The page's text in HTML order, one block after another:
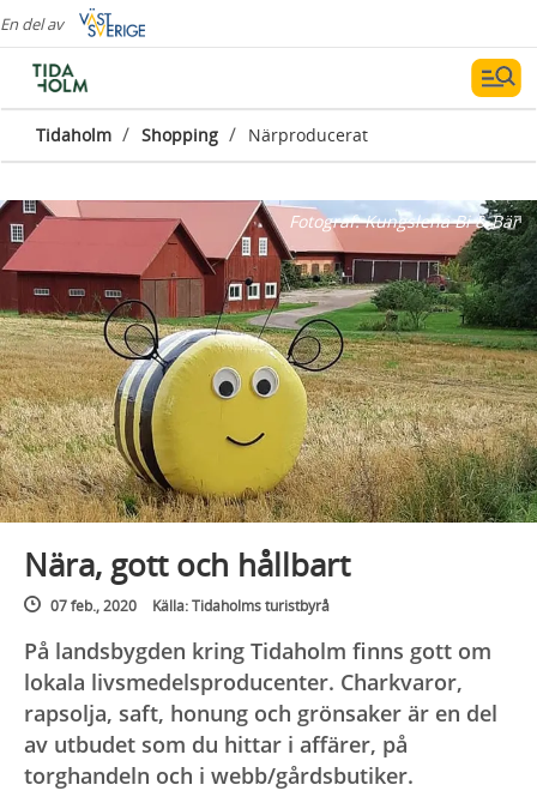
En del av
Tidaholm / Shopping / Närproducerat
Fotograf:Kungslena Bi & Bär
Nära, gott och hållbart
07 feb., 2020 Källa: Tidaholms turistbyrå
På landsbygden kring Tidaholm finns gott om
lokala livsmedelsproducenter. Charkvaror,
rapsolja, saft, honung och grönsaker är en del
av utbudet som du hittar i affärer, på
torghandeln och i webb/gårdsbutiker.